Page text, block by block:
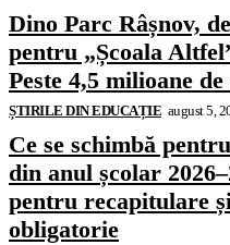
Dino Parc Râșnov,
pentru „Școala
Peste 4,5 milioane
ȘTIRILE DIN EDUCAȚIE august 5,
Ce se schimbă
din anul școlar
pentru recapitulare
obligatorie